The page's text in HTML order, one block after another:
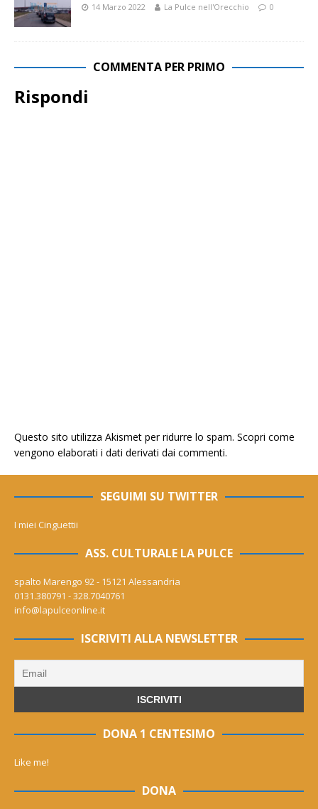
14 Marzo 2022 La Pulce nell'Orecchio 0
COMMENTA PER PRIMO
Rispondi
Questo sito utilizza Akismet per ridurre lo spam. Scopri come
vengono elaborati i dati derivati dai commenti.
SEGUIMI SU TWITTER
I miei Cinguettii
ASS. CULTURALE LA PULCE
spalto Marengo 92 - 15121 Alessandria
0131.380791 - 328.7040761
info@lapulceonline.it
ISCRIVITI ALLA NEWSLETTER
DONA 1 CENTESIMO
Like me!
DONA